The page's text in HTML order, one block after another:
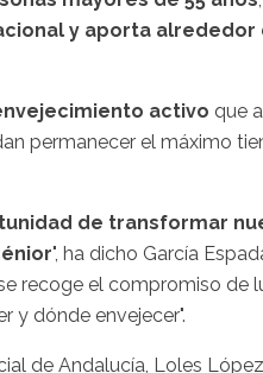
y aporta alrededor
activo que
permanecer el máximo
de transformar
", ha dicho García
recoge el compromiso de
y dónde envejecer".
de Andalucía, Loles